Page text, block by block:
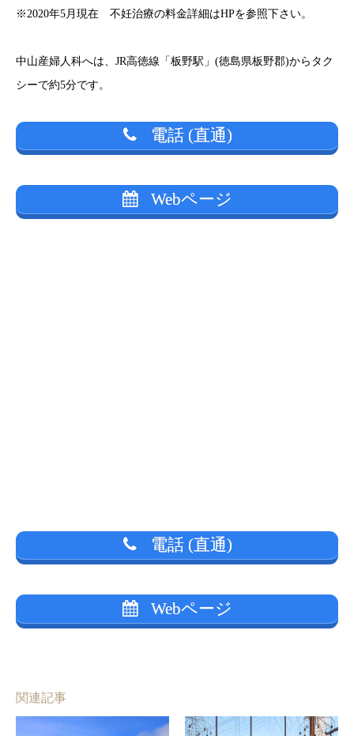
※2020年5月現在 不妊治療の料金詳細はHPを参照下さい。
中山産婦人科へは、JR高徳線「板野駅」(徳島県板野郡)からタク
シーで約5分です。
電話 (直通)
Webページ
電話 (直通)
Webページ
関連記事